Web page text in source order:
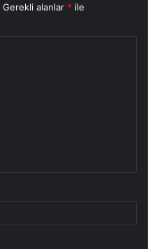
Gerekli alanlar * ile